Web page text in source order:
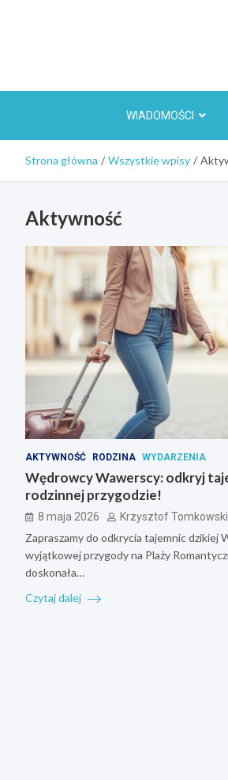
WIADOMOŚCI
Strona główna Wszystkie wpisy
Aktywność
AKTYWNOŚĆ RODZINA WYDARZENIA
Wędrowcy Wawerscy: odkryj
rodzinnej przygodzie!
8 maja 2026 Krzysztof Tomkowski
Zapraszamy do odkrycia tajemnic dzikiej
wyjątkowej przygody na Plaży
doskonała…
Czytaj dalej